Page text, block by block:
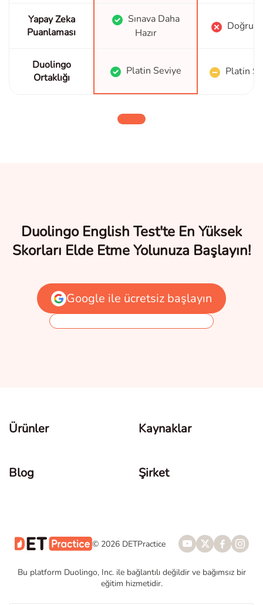
Yapay Zeka
Puanlaması
Sınava Daha
Hazır
Doğru
Duolingo
Ortaklığı
Platin Seviye Platin
Duolingo English Test'te En Yüksek
Skorları Elde Etme Yolunuza Başlayın!
Google ile ücretsiz başlayın
Ürünler Kaynaklar
Blog Şirket
© 2026 DETPractice
Bu platform Duolingo, Inc. ile bağlantılı değildir ve bağımsız bir
eğitim hizmetidir.